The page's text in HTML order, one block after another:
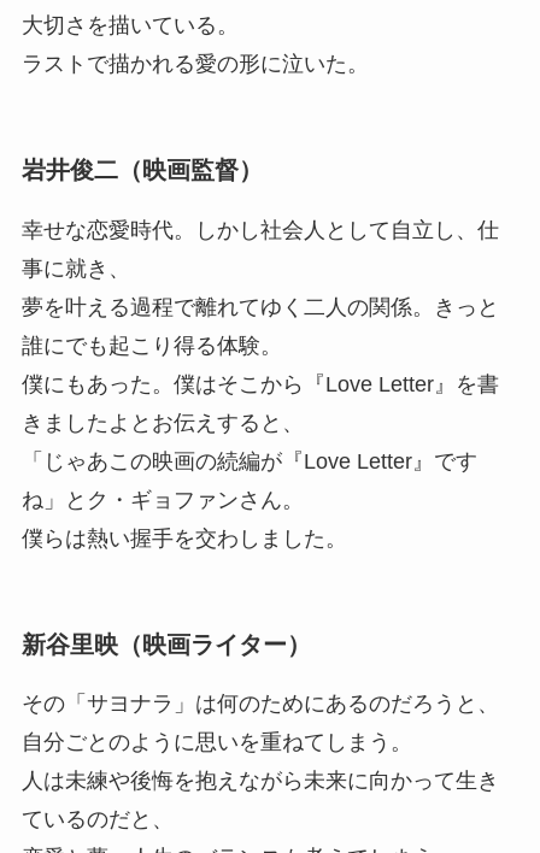
大切さを描いている。
ラストで描かれる愛の形に泣いた。
岩井俊二（映画監督）
幸せな恋愛時代。しかし社会人として自立し、仕
事に就き、
夢を叶える過程で離れてゆく二人の関係。きっと
誰にでも起こり得る体験。
僕にもあった。僕はそこから『Love Letter』を書
きましたよとお伝えすると、
「じゃあこの映画の続編が『Love Letter』です
ね」とク・ギョファンさん。
僕らは熱い握手を交わしました。
新谷里映（映画ライター）
その「サヨナラ」は何のためにあるのだろうと、
自分ごとのように思いを重ねてしまう。
人は未練や後悔を抱えながら未来に向かって生き
ているのだと、